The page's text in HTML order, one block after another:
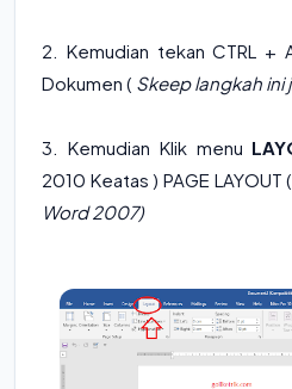
2. Kemudian tekan CTRL +
Dokumen ( Skeep langkah ini
3. Kemudian Klik menu
2010 Keatas ) PAGE
Word 2007)